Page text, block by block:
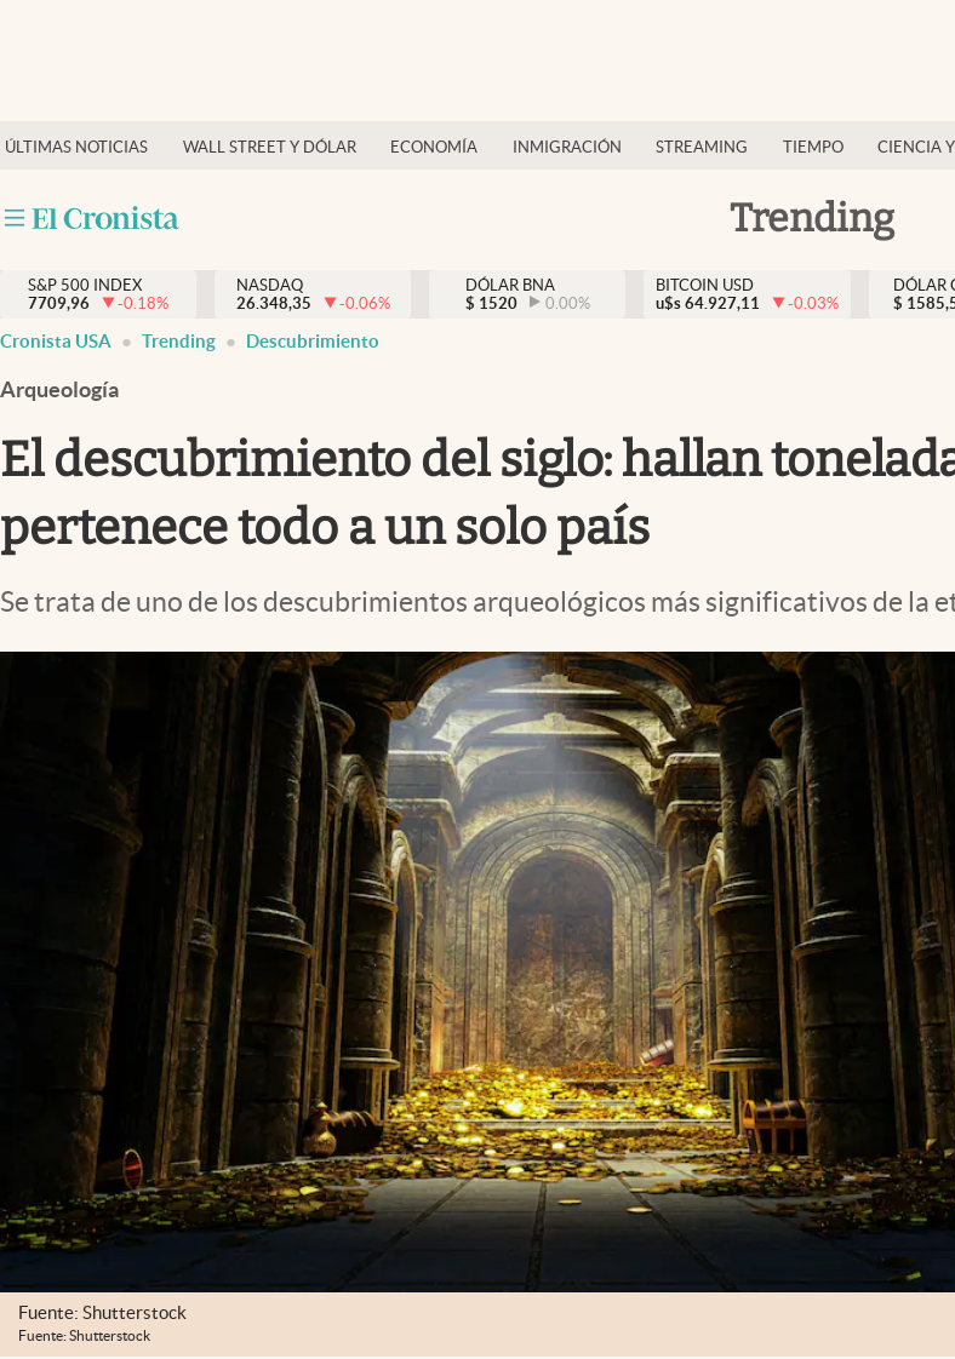
ÚLTIMAS NOTICIAS WALL STREET Y DÓLAR ECONOMÍA INMIGRACIÓN STREAMING TIEMPO CIENCIA
Trending
Finanzas y economía
Inmigración
Trending
Streaming
PC y mobile
Lifestyle
S&P 500 INDEX
7709,96
-0.18%
NASDAQ
26.348,35
-0.06%
DÓLAR BNA
$ 1520 0.00%
BITCOIN USD
u$s 64.927,11 -0.03%
DÓLAR
$
Cronista USA Trending Descubrimiento
Arqueología
El descubrimiento del siglo: hallan
pertenece todo a un solo país
Se trata de uno de los descubrimientos arqueológicos más significativos de la
Fuente: Shutterstock
Fuente: Shutterstock